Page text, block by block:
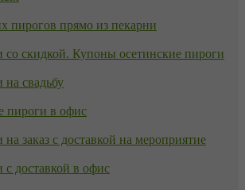
пирогов прямо из пекарни
со скидкой. Купоны осетинские пироги
свадьбу
пироги в офис
заказ с доставкой на мероприятие
доставкой в офис